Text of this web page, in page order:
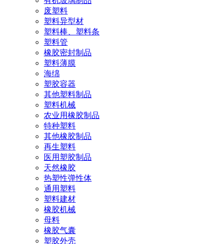
废塑料
塑料异型材
塑料棒、塑料条
塑料管
橡胶密封制品
塑料薄膜
海绵
塑胶容器
其他塑料制品
塑料机械
农业用橡胶制品
特种塑料
其他橡胶制品
再生塑料
医用塑胶制品
天然橡胶
热塑性弹性体
通用塑料
塑料建材
橡胶机械
母料
橡胶气囊
塑胶外壳